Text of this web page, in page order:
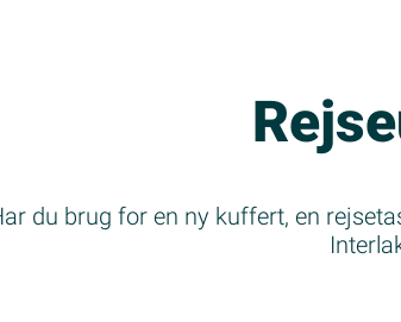
du brug for en ny kuffert, en